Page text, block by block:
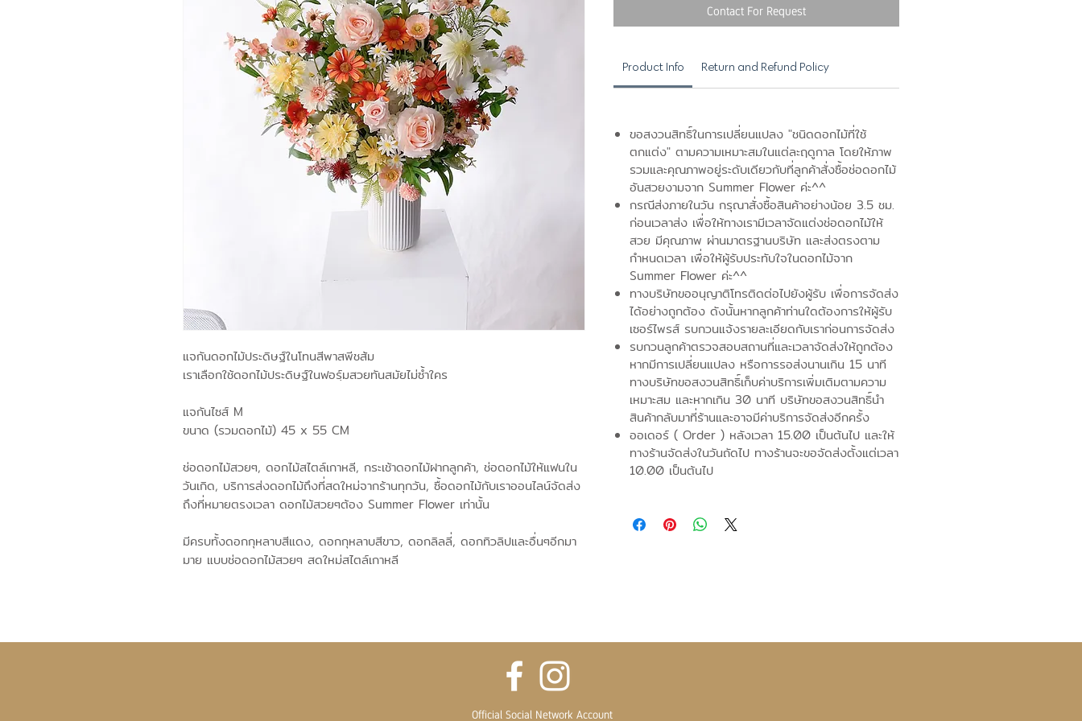
แจกันดอกไม้ประดิษฐ์ในโทนสีพาสพีชส้ม
เราเลือกใช้ดอกไม้ประดิษฐ์ในฟอร์ฺมสวยทันสมัยไม่ซ้ำใคร
แจกันไซส์ M
ขนาด (รวมดอกไม้) 45 x 55 CM
ช่อดอกไม้สวยๆ, ดอกไม้สไตล์เกาหลี, กระเช้าดอกไม้ฝากลูกค้า, ช่อดอกไม้ให้แฟนใน
วันเกิด, บริการส่งดอกไม้ถึงที่สดใหม่จากร้านทุกวัน, ซื้อดอกไม้กับเราออนไลน์จัดส่ง
ถึงที่หมายตรงเวลา ดอกไม้สวยๆต้อง Summer Flower เท่านั้น
มีครบทั้งดอกกุหลาบสีแดง, ดอกกุหลาบสีขาว, ดอกลิลลี่, ดอกทิวลิปและอื่นๆอีกมา
มาย แบบช่อดอกไม้สวยๆ สดใหม่สไตล์เกาหลี
Contact For Request
Product Info Return and Refund Policy
ขอสงวนสิทธิ์ในการเปลี่ยนแปลง "ชนิดดอกไม้ที่ใช้
ตกแต่ง" ตามความเหมาะสมในแต่ละฤดูกาล โดยให้ภาพ
รวมและคุณภาพอยู่ระดับเดียวกับที่ลูกค้าสั่งซื้อช่อดอกไม้
อันสวยงามจาก Summer Flower ค่ะ^^
กรณีส่งภายในวัน กรุณาสั่งซื้อสินค้าอย่างน้อย 3.5 ชม.
ก่อนเวลาส่ง เพื่อให้ทางเรามีเวลาจัดแต่งช่อดอกไม้ให้
สวย มีคุณภาพ ผ่านมาตรฐานบริษัท และส่งตรงตาม
กำหนดเวลา เพื่อให้ผู้รับประทับใจในดอกไม้จาก
Summer Flower ค่ะ^^
ทางบริษัทขออนุญาติโทรติดต่อไปยังผู้รับ เพื่อการจัดส่ง
ได้อย่างถูกต้อง ดังนั้นหากลูกค้าท่านใดต้องการให้ผู้รับ
เซอร์ไพรส์ รบกวนแจ้งรายละเอียดกับเราก่อนการจัดส่ง
รบกวนลูกค้าตรวจสอบสถานที่และเวลาจัดส่งให้ถูกต้อง
หากมีการเปลี่ยนแปลง หรือการรอส่งนานเกิน 15 นาที
ทางบริษัทขอสงวนสิทธิ์เก็บค่าบริการเพิ่มเติมตามความ
เหมาะสม และหากเกิน 30 นาที บริษัทขอสงวนสิทธิ์นำ
สินค้ากลับมาที่ร้านและอาจมีค่าบริการจัดส่งอีกครั้ง
ออเดอร์ ( Order ) หลังเวลา 15.00 เป็นต้นไป และให้
ทางร้านจัดส่งในวันถัดไป ทางร้านจะขอจัดส่งตั้งแต่เวลา
10.00 เป็นต้นไป
Official Social Network Account